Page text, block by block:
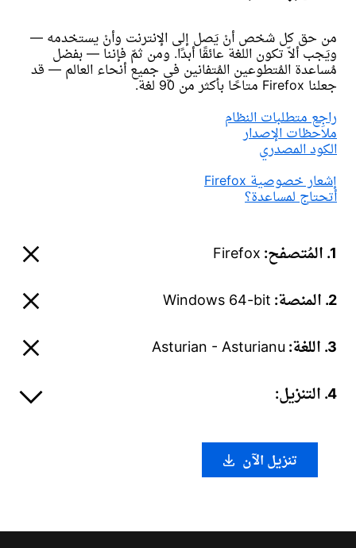
من حق كل شخص أنْ يَصل إلى الإنترنت وأنْ يستخدمه —
ويَجب ألاّ تكون اللغة عائقًا أبدًا. ومن ثمّ فإننا — بفضل
مُساعدة المُتطوعين المُتفانين في جميع أنحاء العالم — قد
جعلنا Firefox متاحًا بأكثر من 90 لغة.
راجِع متطلبات النظام
ملاحظات الإصدار
الكود المصدري
إشعار خصوصية Firefox
أتحتاج لمساعدة؟
1. المُتصفح: Firefox
2. المنصة: Windows 64-bit
3. اللغة: Asturian - Asturianu
4. التنزيل:
تنزيل الآن